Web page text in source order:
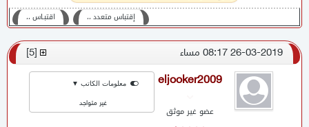
اقتبـاس ،، إقتباس متعدد ،،
26-03-2019 08:17 مساء [
5
eljooker2009
عضو غير موثق
معلومات الكاتب ▼
غير متواجد